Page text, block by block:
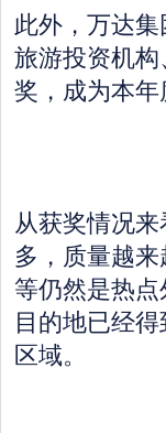
此外，万达
旅游投资机
奖，成为本年
从获奖情况
多，质量越
等仍然是热
目的地已经
区域。